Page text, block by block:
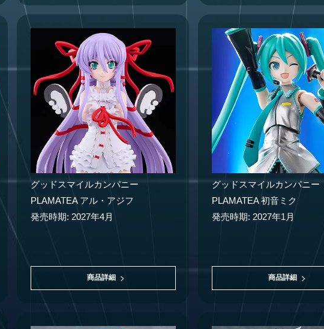
グッドスマイルカンパニー
PLAMATEA アル・アジフ
発売時期: 2027年4月
商品詳細
グッドスマイルカンパニー
PLAMATEA 初音ミク
発売時期: 2027年1月
商品詳細